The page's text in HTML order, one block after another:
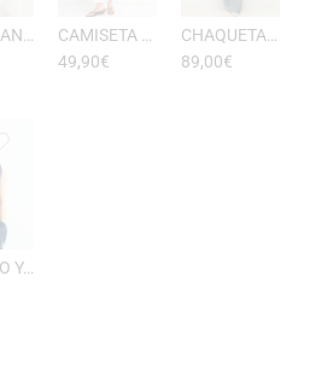
49,90€
89,00€
CHALECO YUKATA MUJER DE RAYAS ESEOESE